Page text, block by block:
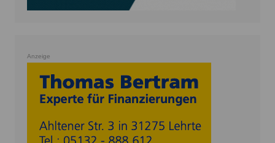
Anzeige